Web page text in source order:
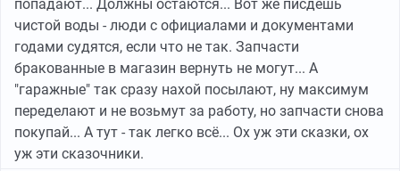
место выделил, эти привезли блоки, доски, он им
строил гараж.
вот так поработал и еще и должен остался.
Точно не знаю, но возможно, что там и председатель
замешан, как-то он подозрительно потом пришел к
нему: Вася дорогой, это и моя вина частично как
попадают... Должны остаются... Вот же писдёшь
чистой воды - люди с официалами и документами
годами судятся, если что не так. Запчасти
бракованные в магазин вернуть не могут... А
"гаражные" так сразу нахой посылают, ну максимум
переделают и не возьмут за работу, но запчасти снова
покупай... А тут - так легко всё... Ох уж эти сказки, ох
уж эти сказочники.